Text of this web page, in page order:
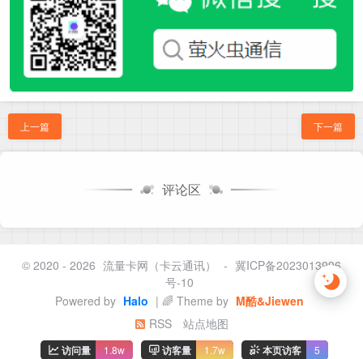
上一篇 下一篇
评论区
© 2020 - 2026 流量卡网（卡云通讯） - 冀ICP备2023013996
号-10
Powered by Halo | 🌈 Theme by M酷&Jiewen
RSS
站点地图
访问量 1.8w 访客量 1.7w 本页访客 5